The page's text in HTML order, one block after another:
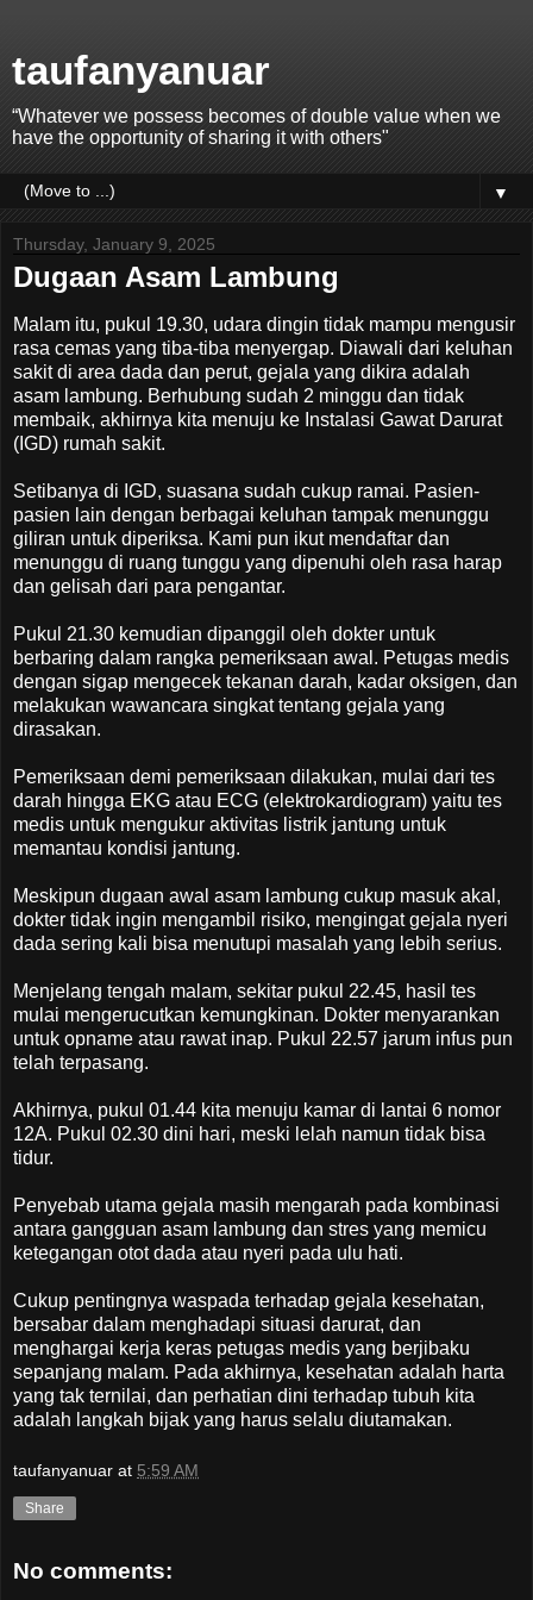
taufanyanuar
“Whatever we possess becomes of double value when we
have the opportunity of sharing it with others"
▼
Thursday, January 9, 2025
Dugaan Asam Lambung
Malam itu, pukul 19.30, udara dingin tidak mampu mengusir
rasa cemas yang tiba-tiba menyergap. Diawali dari keluhan
sakit di area dada dan perut, gejala yang dikira adalah
asam lambung. Berhubung sudah 2 minggu dan tidak
membaik, akhirnya kita menuju ke Instalasi Gawat Darurat
(IGD) rumah sakit.
Setibanya di IGD, suasana sudah cukup ramai. Pasien-
pasien lain dengan berbagai keluhan tampak menunggu
giliran untuk diperiksa. Kami pun ikut mendaftar dan
menunggu di ruang tunggu yang dipenuhi oleh rasa harap
dan gelisah dari para pengantar.
Pukul 21.30 kemudian dipanggil oleh dokter untuk
berbaring dalam rangka pemeriksaan awal. Petugas medis
dengan sigap mengecek tekanan darah, kadar oksigen, dan
melakukan wawancara singkat tentang gejala yang
dirasakan.
Pemeriksaan demi pemeriksaan dilakukan, mulai dari tes
darah hingga EKG atau ECG (elektrokardiogram) yaitu tes
medis untuk mengukur aktivitas listrik jantung untuk
memantau kondisi jantung.
Meskipun dugaan awal asam lambung cukup masuk akal,
dokter tidak ingin mengambil risiko, mengingat gejala nyeri
dada sering kali bisa menutupi masalah yang lebih serius.
Menjelang tengah malam, sekitar pukul 22.45, hasil tes
mulai mengerucutkan kemungkinan. Dokter menyarankan
untuk opname atau rawat inap. Pukul 22.57 jarum infus pun
telah terpasang.
Akhirnya, pukul 01.44 kita menuju kamar di lantai 6 nomor
12A. Pukul 02.30 dini hari, meski lelah namun tidak bisa
tidur.
Penyebab utama gejala masih mengarah pada kombinasi
antara gangguan asam lambung dan stres yang memicu
ketegangan otot dada atau nyeri pada ulu hati.
Cukup pentingnya waspada terhadap gejala kesehatan,
bersabar dalam menghadapi situasi darurat, dan
menghargai kerja keras petugas medis yang berjibaku
sepanjang malam. Pada akhirnya, kesehatan adalah harta
yang tak ternilai, dan perhatian dini terhadap tubuh kita
adalah langkah bijak yang harus selalu diutamakan.
taufanyanuar at 5:59 AM
Share
No comments: